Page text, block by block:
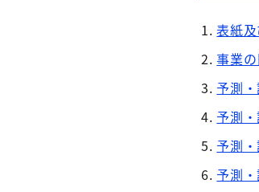
表紙
事業の
予測・
予測・
予測・
予測・